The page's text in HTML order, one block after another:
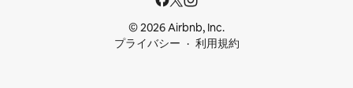
© 2026 Airbnb, Inc.
プライバシー
利用規約